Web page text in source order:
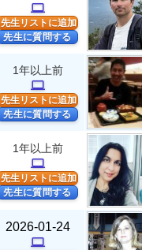
computer
先生リストに追加
先生に質問する
1年以上前
computer
先生リストに追加
先生に質問する
1年以上前
computer
先生リストに追加
先生に質問する
2026-01-24
computer